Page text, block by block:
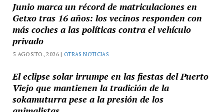
Junio marca un récord de matriculaciones en
Getxo tras 16 años: los vecinos responden con
más coches a las políticas contra el vehículo
privado
5 AGOSTO, 2026 | OTRAS NOTICIAS
El eclipse solar irrumpe en las fiestas del Puerto
Viejo que mantienen la tradición de la
sokamuturra pese a la presión de los